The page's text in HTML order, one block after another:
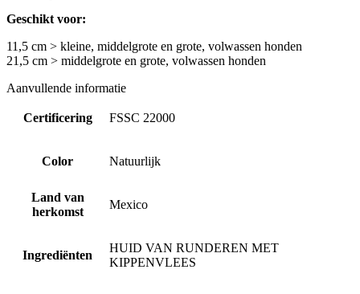
Geschikt voor:
11,5 cm > kleine, middelgrote en grote, volwassen honden
21,5 cm > middelgrote en grote, volwassen honden
Aanvullende informatie
Certificering FSSC 22000
Color Natuurlijk
Land van
herkomst
Mexico
Ingrediënten
HUID VAN RUNDEREN MET
KIPPENVLEES